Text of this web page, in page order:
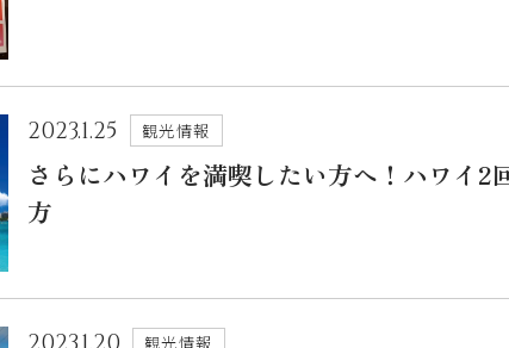
2023.1.25 観光情報
さらにハワイを満喫したい方へ！ハワイ2
方
観光情報